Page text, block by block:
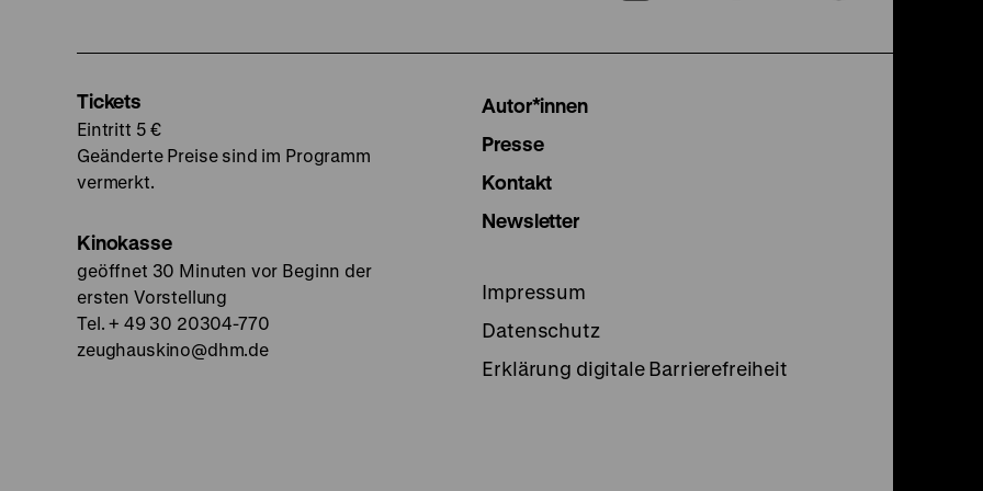
Tickets
Eintritt 5 €
Geänderte Preise sind im Programm
vermerkt.
Kinokasse
geöffnet 30 Minuten vor Beginn der
ersten Vorstellung
Tel. + 49 30 20304-770
zeughauskino@dhm.de
Autor*innen
Presse
Kontakt
Newsletter
Impressum
Datenschutz
Erklärung digitale Barrierefreiheit